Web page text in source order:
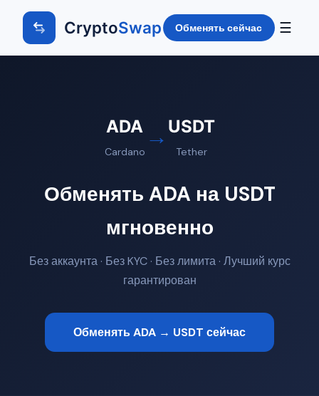
CryptoSwap Обменять сейчас ☰
ADA
Cardano
→ USDT
Tether
Обменять ADA на USDT
мгновенно
Без аккаунта · Без KYC · Без лимита · Лучший курс
гарантирован
Обменять ADA → USDT сейчас